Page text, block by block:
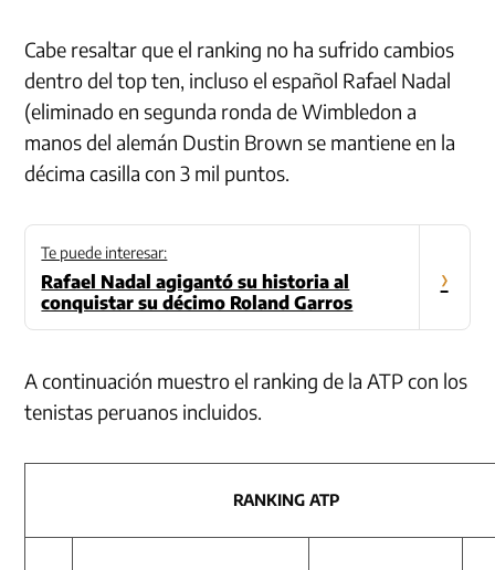
Cabe resaltar que el ranking no ha sufrido cambios
dentro del top ten, incluso el español Rafael Nadal
(eliminado en segunda ronda de Wimbledon a
manos del alemán Dustin Brown se mantiene en la
décima casilla con 3 mil puntos.
Te puede interesar:
Rafael Nadal agigantó su historia al
conquistar su décimo Roland Garros
›
A continuación muestro el ranking de la ATP con los
tenistas peruanos incluidos.
RANKING ATP